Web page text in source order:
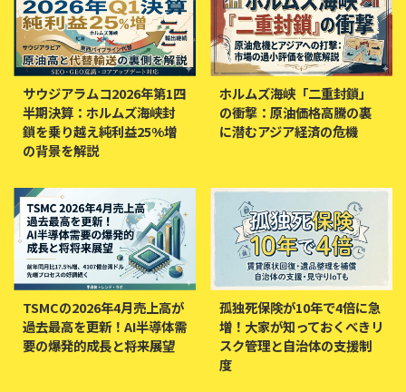
サウジアラムコ2026年第1四
半期決算：ホルムズ海峡封
鎖を乗り越え純利益25%増
の背景を解説
ホルムズ海峡「二重封鎖」
の衝撃：原油価格高騰の裏
に潜むアジア経済の危機
TSMCの2026年4月売上高が
過去最高を更新！AI半導体需
要の爆発的成長と将来展望
孤独死保険が10年で4倍に急
増！大家が知っておくべきリ
スク管理と自治体の支援制
度